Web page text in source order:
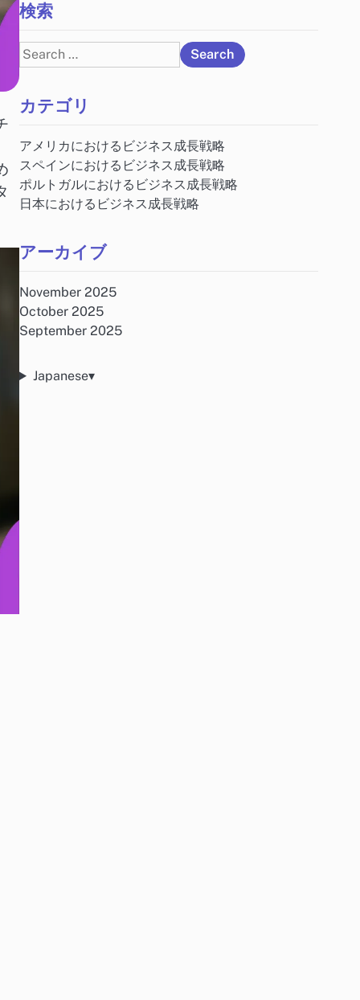
検索
Search
for:
カテゴリ
アメリカにおけるビジネス成長戦略
スペインにおけるビジネス成長戦略
ポルトガルにおけるビジネス成長戦略
日本におけるビジネス成長戦略
アーカイブ
November 2025
October 2025
September 2025
Japanese▾